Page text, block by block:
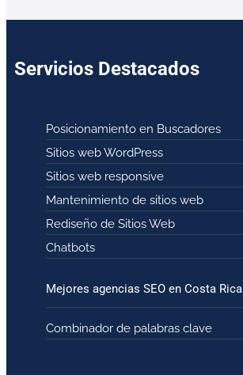
Servicios Destacados
Posicionamiento en Buscadores
Sitios web WordPress
Sitios web responsive
Mantenimiento de sitios web
Rediseño de Sitios Web
Chatbots
Mejores agencias SEO en Costa Rica
Combinador de palabras clave